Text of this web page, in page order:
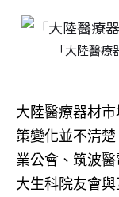
「大陸醫
大陸醫療器材
策變化並不清
業公會、筑波
大生科院友會